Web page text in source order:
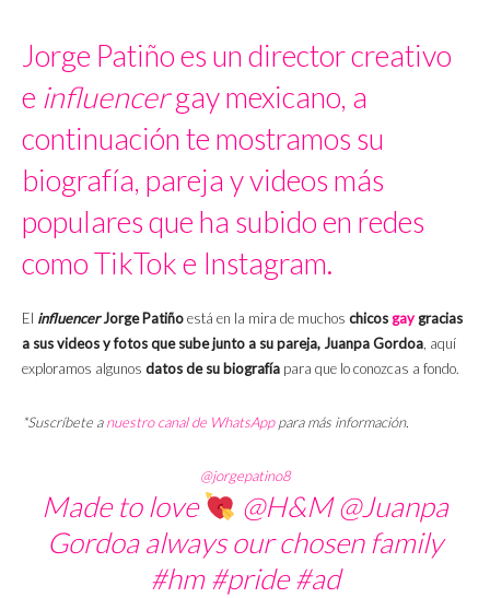
Jorge Patiño es un director creativo
e influencergay mexicano, a
continuación te mostramos su
biografía, pareja y videos más
populares que ha subido en redes
como TikTok e Instagram.
El influencerJorge Patiñoestá en la mira de muchos chicosgaygracias
a sus videos y fotos que sube junto a su pareja, Juanpa Gordoa, aquí
exploramos algunos datos de su biografía para que lo conozcas a fondo.
*Suscríbete anuestro canal de WhatsApppara más información.
@jorgepatino8
Made to love
@H&M @Juanpa
Gordoa always our chosen family
#hm #pride #ad